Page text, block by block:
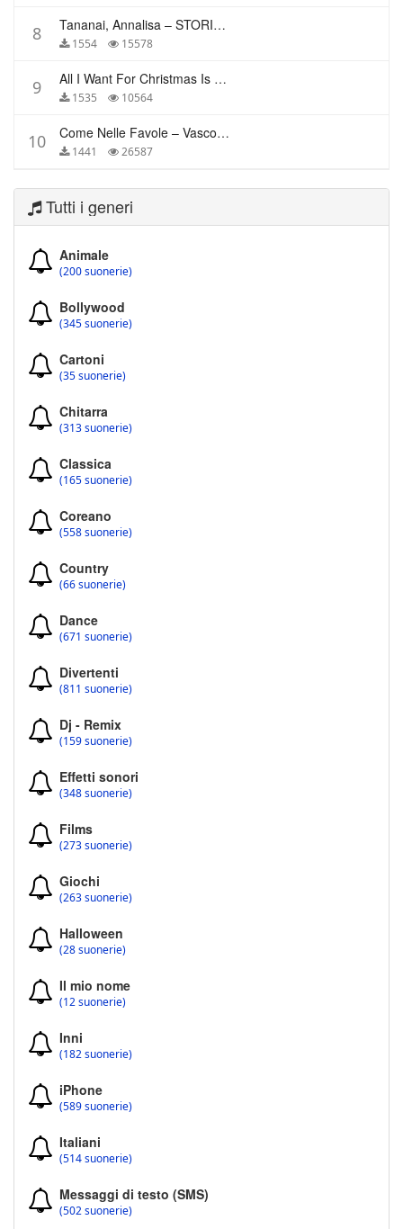
8 Tananai, Annalisa – STORIE BREVI
1554 15578
9 All I Want For Christmas Is You – Mariah Carey
1535 10564
10 Come Nelle Favole – Vasco Rossi
1441 26587
Tutti i generi
Animale
(200 suonerie)
Bollywood
(345 suonerie)
Cartoni
(35 suonerie)
Chitarra
(313 suonerie)
Classica
(165 suonerie)
Coreano
(558 suonerie)
Country
(66 suonerie)
Dance
(671 suonerie)
Divertenti
(811 suonerie)
Dj - Remix
(159 suonerie)
Effetti sonori
(348 suonerie)
Films
(273 suonerie)
Giochi
(263 suonerie)
Halloween
(28 suonerie)
Il mio nome
(12 suonerie)
Inni
(182 suonerie)
iPhone
(589 suonerie)
Italiani
(514 suonerie)
Messaggi di testo (SMS)
(502 suonerie)